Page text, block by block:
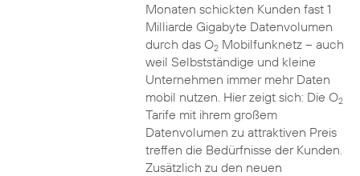
Monaten schickten Kunden fast 1
Milliarde Gigabyte Datenvolumen
durch das O2Mobilfunknetz – auch
weil Selbstständige und kleine
Unternehmen immer mehr Daten
mobil nutzen. Hier zeigt sich: Die O2
Tarife mit ihrem großem
Datenvolumen zu attraktiven Preis
treffen die Bedürfnisse der Kunden.
Zusätzlich zu den neuen